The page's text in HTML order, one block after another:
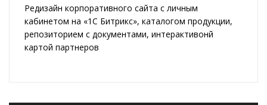
Редизайн корпоративного сайта с личным
кабинетом на «1С Битрикс», каталогом продукции,
репозиторием с документами, интерактивонй
картой партнеров